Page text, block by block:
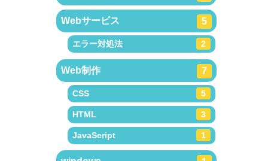
Webサービス 5
エラー対処法 2
Web制作 7
CSS 5
HTML 3
JavaScript 1